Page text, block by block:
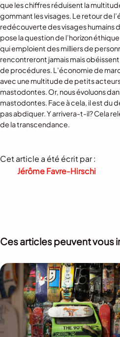
que les chiffres réduisent la
gommant les visages. Le retour de
redécouverte des visages humains
pose la question de l’horizon
qui emploient des milliers de
rencontreront jamais mais
de procédures. L’économie de
avec une multitude de petits
mastodontes. Or, nous évoluons
mastodontes. Face à cela, il est du
pas abdiquer. Y arrivera-t-il? Cela
de la transcendance.
Cet article a été écrit par :
Jérôme Favre-Hirschi
Ces articles peuvent vous